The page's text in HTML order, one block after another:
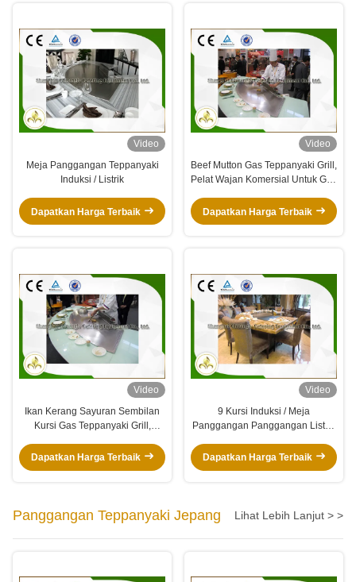
Video
Meja Panggangan Teppanyaki
Induksi / Listrik
Dapatkan Harga Terbaik
Video
Beef Mutton Gas Teppanyaki Grill,
Pelat Wajan Komersial Untuk Gas
Dapatkan Harga Terbaik
Video
Ikan Kerang Sayuran Sembilan
Kursi Gas Teppanyaki Grill,
Dapatkan Harga Terbaik
Video
9 Kursi Induksi / Meja
Panggangan Panggangan Listrik
Dapatkan Harga Terbaik
Panggangan Teppanyaki Jepang Lihat Lebih Lanjut > >